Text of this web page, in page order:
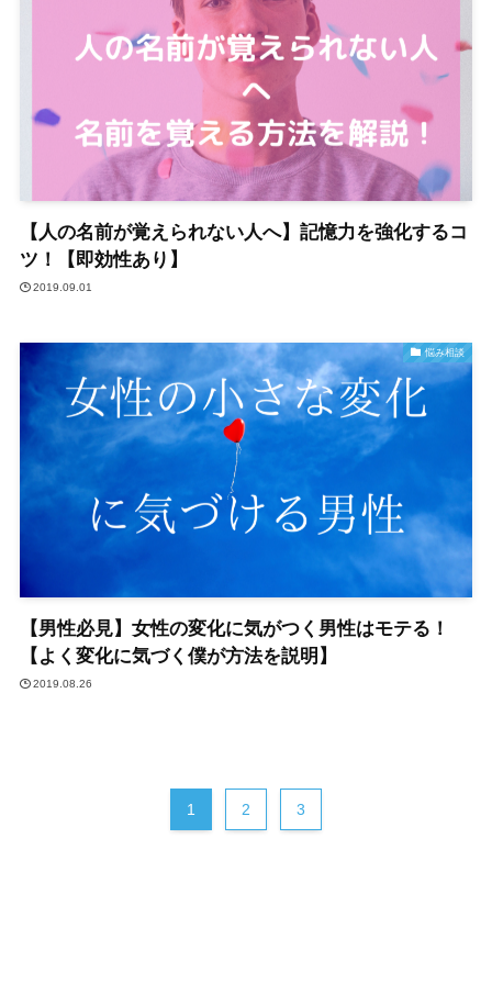
【人の名前が覚えられない人へ】記憶力を強化するコ
ツ！【即効性あり】
2019.09.01
悩み相談
【男性必見】女性の変化に気がつく男性はモテる！
【よく変化に気づく僕が方法を説明】
2019.08.26
1 2 3